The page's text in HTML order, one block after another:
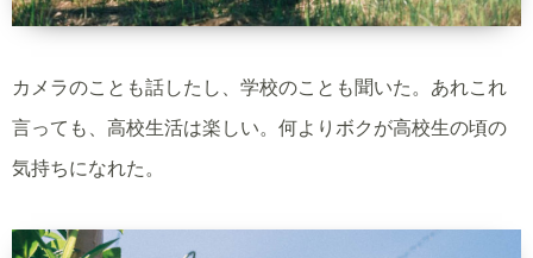
カメラのことも話したし、学校のことも聞いた。あれこれ
言っても、高校生活は楽しい。何よりボクが高校生の頃の
気持ちになれた。